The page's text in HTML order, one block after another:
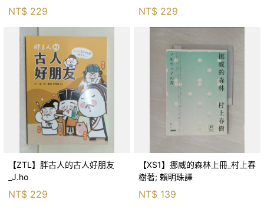
生存適應_柯智元
NT$ 229 NT$ 229
【ZTL】胖古人的古人好朋友
_J.ho
NT$ 229
【XS1】挪威的森林上冊_村上春
樹著; 賴明珠譯
NT$ 139